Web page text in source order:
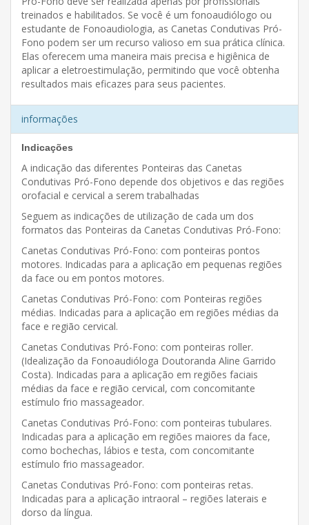
treinados e habilitados. Se você é um fonoaudiólogo ou
estudante de Fonoaudiologia, as Canetas Condutivas Pró-
Fono podem ser um recurso valioso em sua prática clínica.
Elas oferecem uma maneira mais precisa e higiênica de
aplicar a eletroestimulação, permitindo que você obtenha
resultados mais eficazes para seus pacientes.
informações
Indicações
A indicação das diferentes Ponteiras das Canetas
Condutivas Pró-Fono depende dos objetivos e das regiões
orofacial e cervical a serem trabalhadas
Seguem as indicações de utilização de cada um dos
formatos das Ponteiras da Canetas Condutivas Pró-Fono:
Canetas Condutivas Pró-Fono: com ponteiras pontos
motores. Indicadas para a aplicação em pequenas regiões
da face ou em pontos motores.
Canetas Condutivas Pró-Fono: com Ponteiras regiões
médias. Indicadas para a aplicação em regiões médias da
face e região cervical.
Canetas Condutivas Pró-Fono: com ponteiras roller.
(Idealização da Fonoaudióloga Doutoranda Aline Garrido
Costa). Indicadas para a aplicação em regiões faciais
médias da face e região cervical, com concomitante
estímulo frio massageador.
Canetas Condutivas Pró-Fono: com ponteiras tubulares.
Indicadas para a aplicação em regiões maiores da face,
como bochechas, lábios e testa, com concomitante
estímulo frio massageador.
Canetas Condutivas Pró-Fono: com ponteiras retas.
Indicadas para a aplicação intraoral – regiões laterais e
dorso da língua.